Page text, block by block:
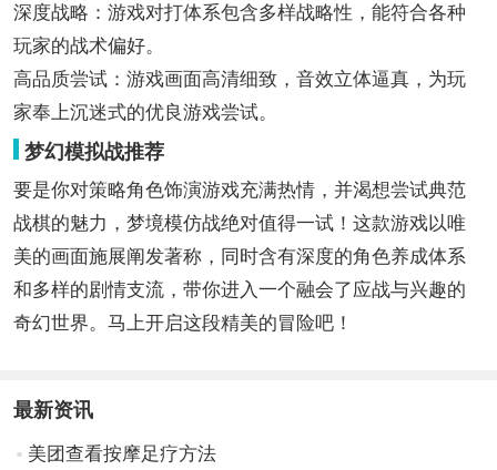
深度战略：游戏对打体系包含多样战略性，能符合各种
玩家的战术偏好。
高品质尝试：游戏画面高清细致，音效立体逼真，为玩
家奉上沉迷式的优良游戏尝试。
梦幻模拟战推荐
要是你对策略角色饰演游戏充满热情，并渴想尝试典范
战棋的魅力，梦境模仿战绝对值得一试！这款游戏以唯
美的画面施展阐发著称，同时含有深度的角色养成体系
和多样的剧情支流，带你进入一个融会了应战与兴趣的
奇幻世界。马上开启这段精美的冒险吧！
最新资讯
美团查看按摩足疗方法